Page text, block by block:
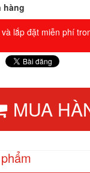
hàng
lắp đặt miễn phí
MUA